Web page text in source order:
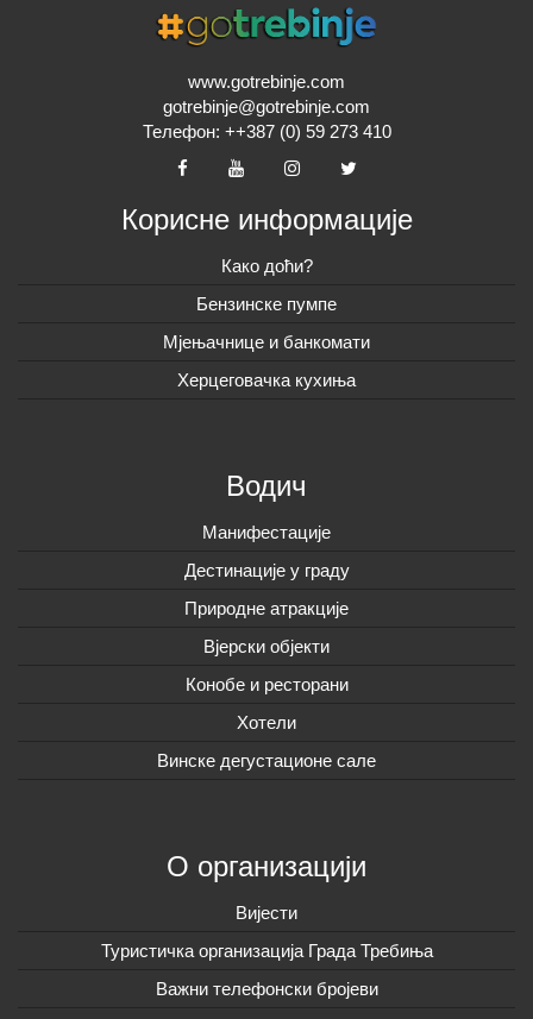
www.gotrebinje.com
gotrebinje@gotrebinje.com
Телефон: ++387 (0) 59 273 410
Корисне информације
Како доћи?
Бензинске пумпе
Мјењачнице и банкомати
Херцеговачка кухиња
Водич
Манифестације
Дестинације у граду
Природне атракције
Вјерски објекти
Конобе и ресторани
Хотели
Винске дегустационе сале
О организацији
Вијeсти
Туристичка организација Града Требиња
Важни телефонски бројеви